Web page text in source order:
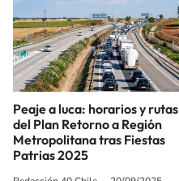
Peaje a luca: horarios y rutas
del Plan Retorno a Región
Metropolitana tras Fiestas
Patrias 2025